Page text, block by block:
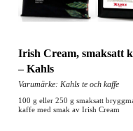
Irish Cream, smaksatt
– Kahls
Varumärke: Kahls te och kaffe
100 g eller 250 g smaksatt
kaffe med smak av Irish Cream